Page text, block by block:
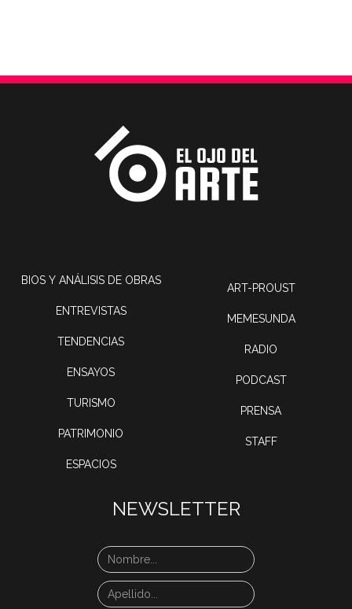
BIOS Y ANÁLISIS DE OBRAS
ENTREVISTAS
TENDENCIAS
ENSAYOS
TURISMO
PATRIMONIO
ESPACIOS
ART-PROUST
MEMESUNDA
RADIO
PODCAST
PRENSA
STAFF
NEWSLETTER